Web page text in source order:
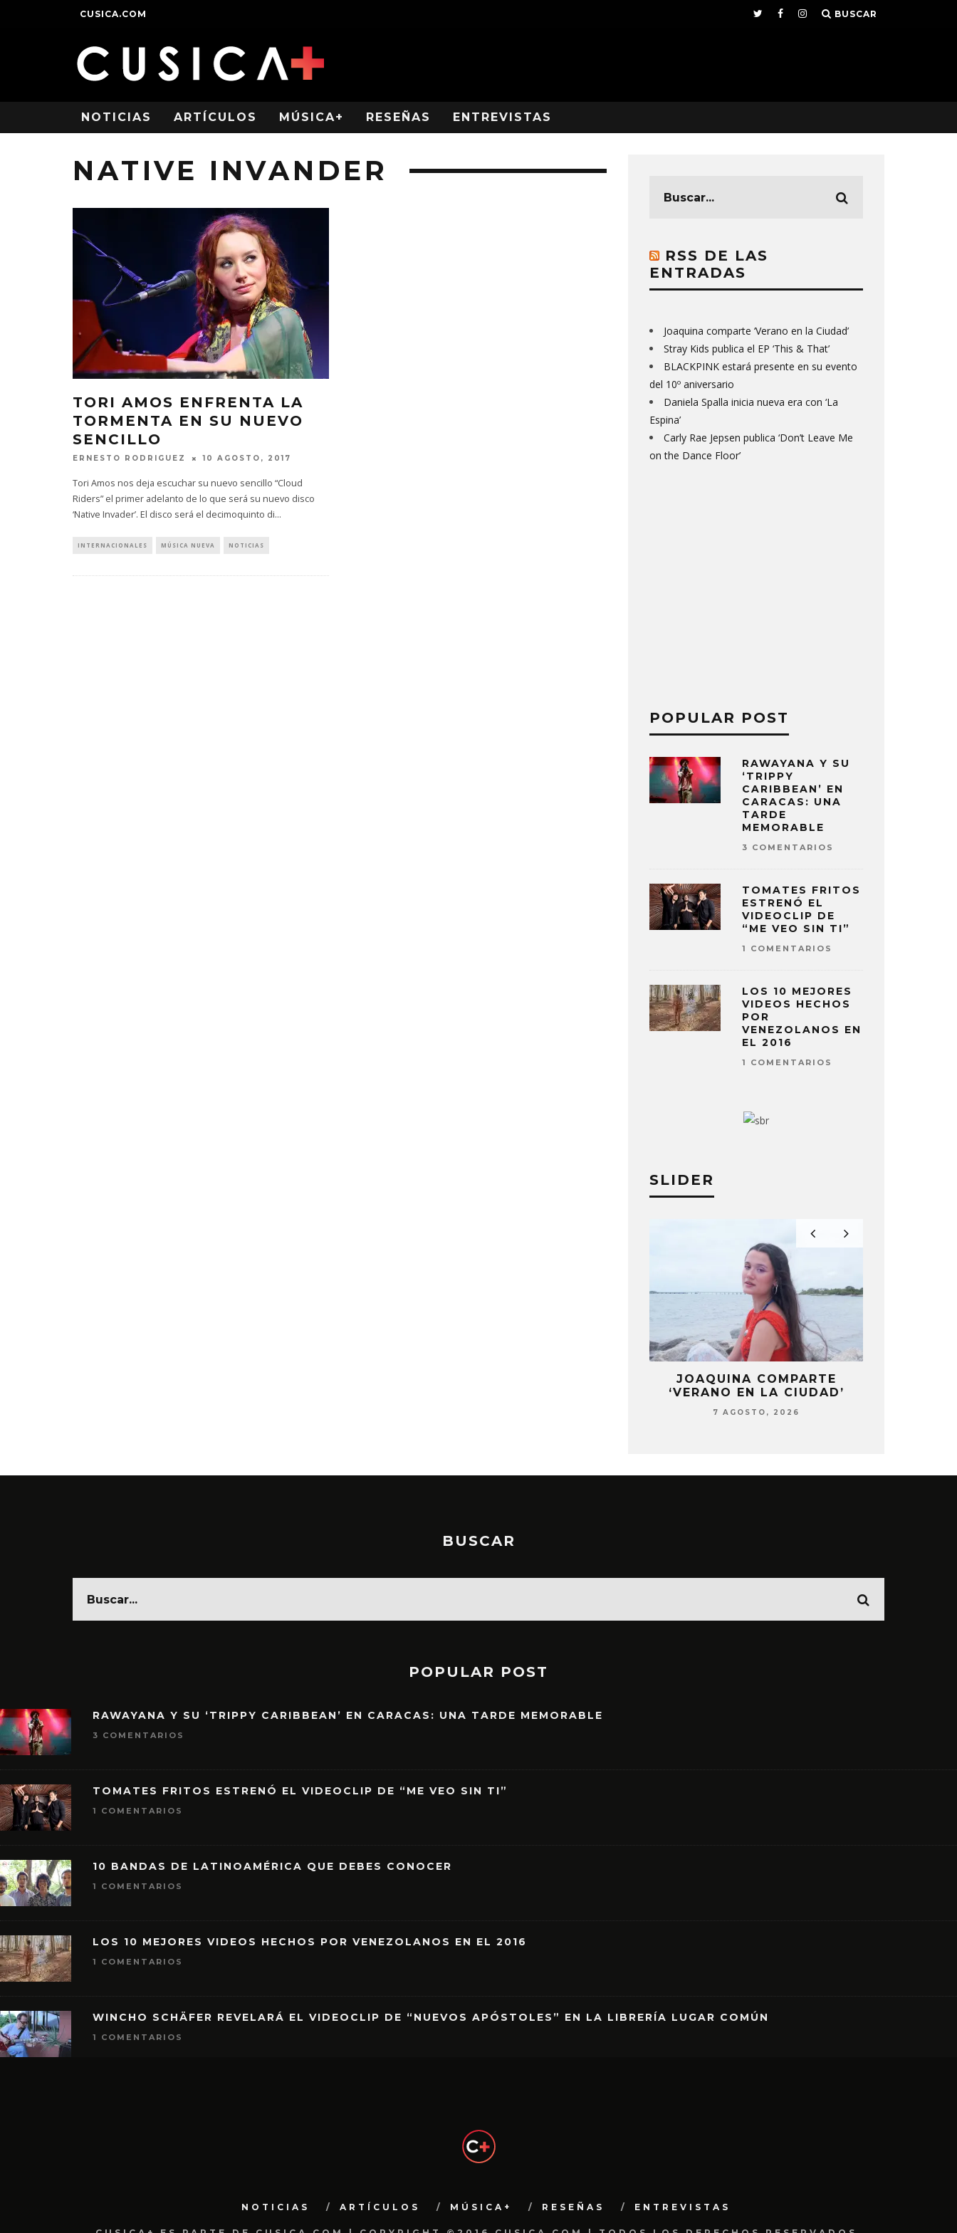
CUSICA.COM BUSCAR
NOTICIAS ARTÍCULOS MÚSICA+ RESEÑAS ENTREVISTAS
NATIVE INVANDER
TORI AMOS ENFRENTA LA
TORMENTA EN SU NUEVO
SENCILLO
ERNESTO RODRIGUEZ 10 AGOSTO, 2017
Tori Amos nos deja escuchar su nuevo sencillo “Cloud
Riders” el primer adelanto de lo que será su nuevo disco
‘Native Invader’. El disco será el decimoquinto di...
INTERNACIONALES MÚSICA NUEVA NOTICIAS
RSS DE LAS
ENTRADAS
Joaquina comparte ‘Verano en la Ciudad’
Stray Kids publica el EP ‘This & That’
BLACKPINK estará presente en su evento
del 10º aniversario
Daniela Spalla inicia nueva era con ‘La
Espina’
Carly Rae Jepsen publica ‘Don’t Leave Me
on the Dance Floor’
POPULAR POST
RAWAYANA Y SU
‘TRIPPY
CARIBBEAN’ EN
CARACAS: UNA
TARDE
MEMORABLE
3 COMENTARIOS
TOMATES FRITOS
ESTRENÓ EL
VIDEOCLIP DE
“ME VEO SIN TI”
1 COMENTARIOS
LOS 10 MEJORES
VIDEOS HECHOS
POR
VENEZOLANOS EN
EL 2016
1 COMENTARIOS
SLIDER
JOAQUINA COMPARTE
‘VERANO EN LA CIUDAD’
7 AGOSTO, 2026
BUSCAR
POPULAR POST
RAWAYANA Y SU ‘TRIPPY CARIBBEAN’ EN CARACAS: UNA TARDE MEMORABLE
3 COMENTARIOS
TOMATES FRITOS ESTRENÓ EL VIDEOCLIP DE “ME VEO SIN TI”
1 COMENTARIOS
10 BANDAS DE LATINOAMÉRICA QUE DEBES CONOCER
1 COMENTARIOS
LOS 10 MEJORES VIDEOS HECHOS POR VENEZOLANOS EN EL 2016
1 COMENTARIOS
WINCHO SCHÄFER REVELARÁ EL VIDEOCLIP DE “NUEVOS APÓSTOLES” EN LA LIBRERÍA LUGAR COMÚN
1 COMENTARIOS
NOTICIAS ARTÍCULOS MÚSICA+ RESEÑAS ENTREVISTAS